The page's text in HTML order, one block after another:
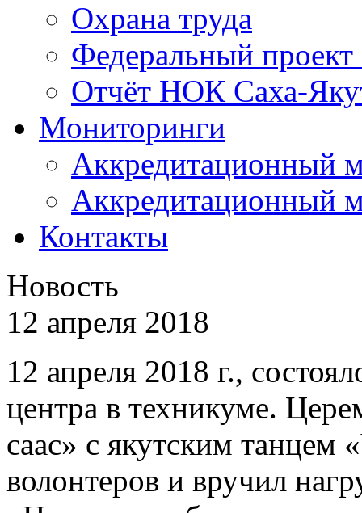
Охрана труда
Федеральный
Отчёт НОК Саха-
Мониторинги
Аккредитационный
Аккредитационный
Контакты
Новость
12 апреля 2018
12 апреля 2018 г.,
центра в техникуме.
саас» с якутским танцем
волонтеров и вручил